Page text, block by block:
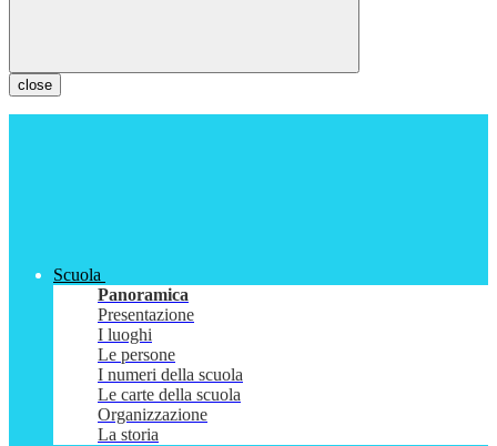
close
Scuola
Panoramica
Presentazione
I luoghi
Le persone
I numeri della scuola
Le carte della scuola
Organizzazione
La storia